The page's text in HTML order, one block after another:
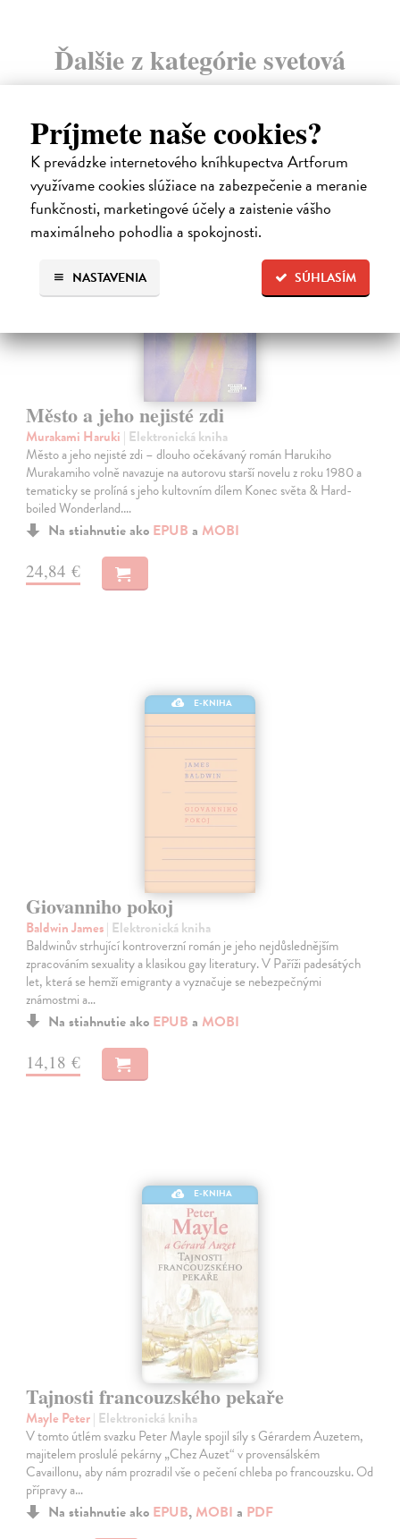
Príjmete naše cookies?
K prevádzke internetového kníhkupectva Artforum
využívame cookies slúžiace na zabezpečenie a meranie
funkčnosti, marketingové účely a zaistenie vášho
maximálneho pohodlia a spokojnosti.
SÚHLASÍM
NASTAVENIA
Ďalšie z kategórie svetová
beletria
E-KNIHA
Město a jeho nejisté zdi
Murakami Haruki | Elektronická kniha
Město a jeho nejisté zdi – dlouho očekávaný román Harukiho
Murakamiho volně navazuje na autorovu starší novelu z roku 1980 a
tematicky se prolíná s jeho kultovním dílem Konec světa & Hard-
boiled Wonderland.…
Na stiahnutie ako EPUB a MOBI
24,84 €
E-KNIHA
Giovanniho pokoj
Baldwin James| Elektronická kniha
Baldwinův strhující kontroverzní román je jeho nejdůslednějším
zpracováním sexuality a klasikou gay literatury. V Paříži padesátých
let, která se hemží emigranty a vyznačuje se nebezpečnými
známostmi a…
Na stiahnutie ako EPUB a MOBI
14,18 €
E-KNIHA
Tajnosti francouzského pekaře
Mayle Peter| Elektronická kniha
V tomto útlém svazku Peter Mayle spojil síly s Gérardem Auzetem,
majitelem proslulé pekárny „Chez Auzet“ v provensálském
Cavaillonu, aby nám prozradil vše o pečení chleba po francouzsku. Od
přípravy a…
Na stiahnutie ako EPUB, MOBI a PDF